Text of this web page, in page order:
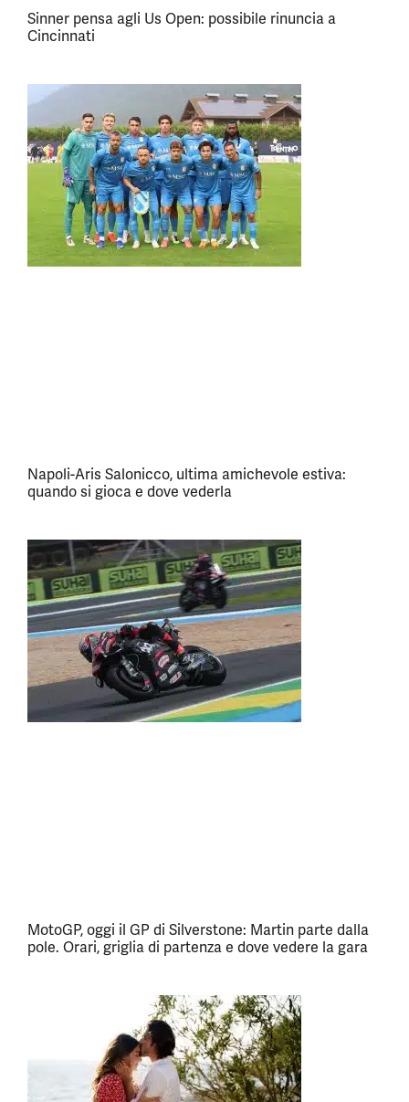
Sinner pensa agli Us Open: possibile rinuncia a
Cincinnati
Napoli-Aris Salonicco, ultima amichevole estiva:
quando si gioca e dove vederla
MotoGP, oggi il GP di Silverstone: Martin parte dalla
pole. Orari, griglia di partenza e dove vedere la gara